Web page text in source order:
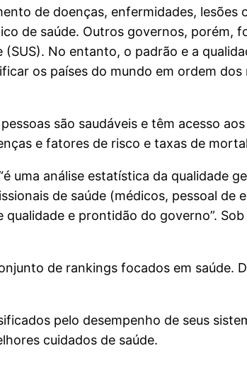
de doenças, enfermidades,
de saúde. Outros governos, porém,
No entanto, o padrão e a
os países do mundo em ordem
são saudáveis e têm acesso
e fatores de risco e taxas de
uma análise estatística da qualidade
de saúde (médicos, pessoal de
e prontidão do governo”.
de rankings focados em saúde.
pelo desempenho de seus
cuidados de saúde.